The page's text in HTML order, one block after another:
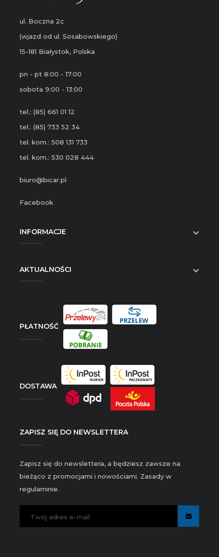
ul. Boczna 2c
(wjazd od ul. Sosabowskiego)
15-181 Białystok, Polska
pn - pt 8:00 - 17:00
sobota 9:00 - 13:00
tel.: (85) 661 01 12
tel.: (85) 733 52 34
tel. kom.: 508 131 733
tel. kom.: 530 028 444
biuro@bicar.pl
Facebook
INFORMACJE 
AKTUALNOŚCI 
PŁATNOŚĆ
DOSTAWA
ZAPISZ SIĘ DO NEWSLETTERA
Zapisz się do newslettera, a będziesz zawsze na
bieżąco z promocjami i nowościami. Zasady w
regulaminie.